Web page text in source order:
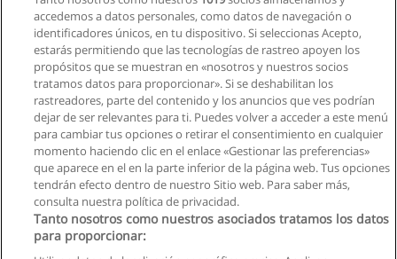
Siguiente
Página1de2
accedemos a datos personales, como datos de navegación o
identificadores únicos, en tu dispositivo. Si seleccionas Acepto,
estarás permitiendo que las tecnologías de rastreo apoyen los
propósitos que se muestran en «nosotros y nuestros socios
tratamos datos para proporcionar». Si se deshabilitan los
rastreadores, parte del contenido y los anuncios que ves podrían
dejar de ser relevantes para ti. Puedes volver a acceder a este menú
para cambiar tus opciones o retirar el consentimiento en cualquier
momento haciendo clic en el enlace «Gestionar las preferencias»
que aparece en el en la parte inferior de la página web. Tus opciones
tendrán efecto dentro de nuestro Sitio web. Para saber más,
consulta nuestra política de privacidad.
Tanto nosotros como nuestros asociados tratamos los datos
para proporcionar: